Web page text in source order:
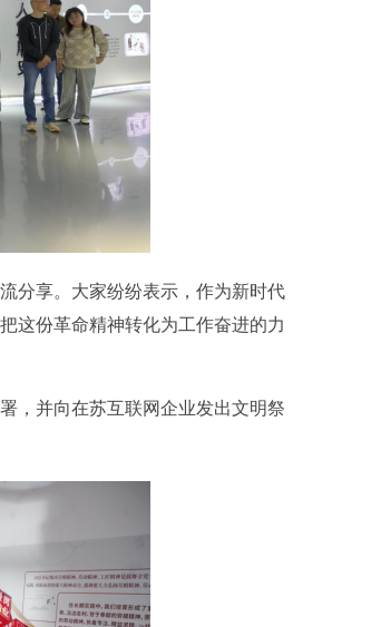
分享。大家纷纷表示，作为新时代
这份革命精神转化为工作奋进的力
，并向在苏互联网企业发出文明祭